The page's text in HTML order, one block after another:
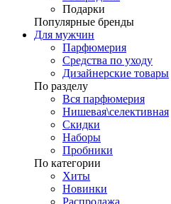
Подарки
Популярные бренды
Для мужчин
Парфюмерия
Средства по уходу
Дизайнерские товары
По разделу
Вся парфюмерия
Нишевая\селективная
Скидки
Наборы
Пробники
По категории
Хиты
Новинки
Распродажа